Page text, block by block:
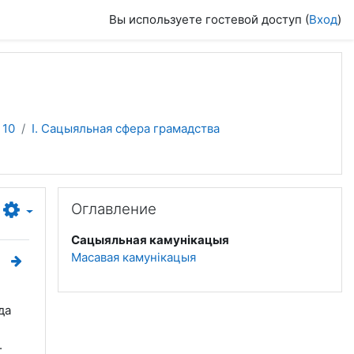
Вы используете гостевой доступ (Вход)
I. Сацыяльная сфера грамадства
Оглавление
Сацыяльная камунікацыя
Масавая камунікацыя